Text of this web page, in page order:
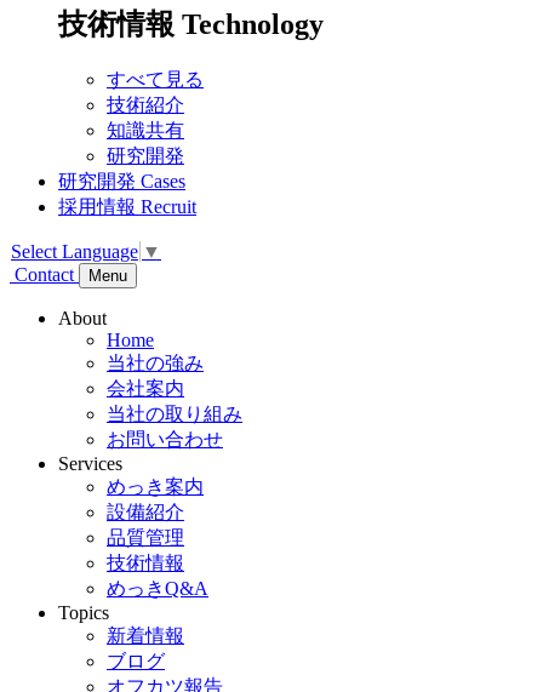
技術情報 Technology
すべて見る
技術紹介
知識共有
研究開発
研究開発 Cases
採用情報 Recruit
Select Language ▼
Contact
Menu
About
Home
当社の強み
会社案内
当社の取り組み
お問い合わせ
Services
めっき案内
設備紹介
品質管理
技術情報
めっきQ&A
Topics
新着情報
ブログ
オフカツ報告